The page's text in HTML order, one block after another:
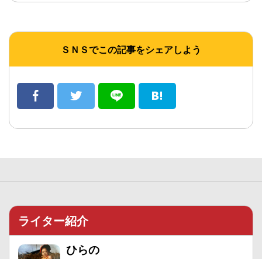
ＳＮＳでこの記事をシェアしよう
ライター紹介
ひらの